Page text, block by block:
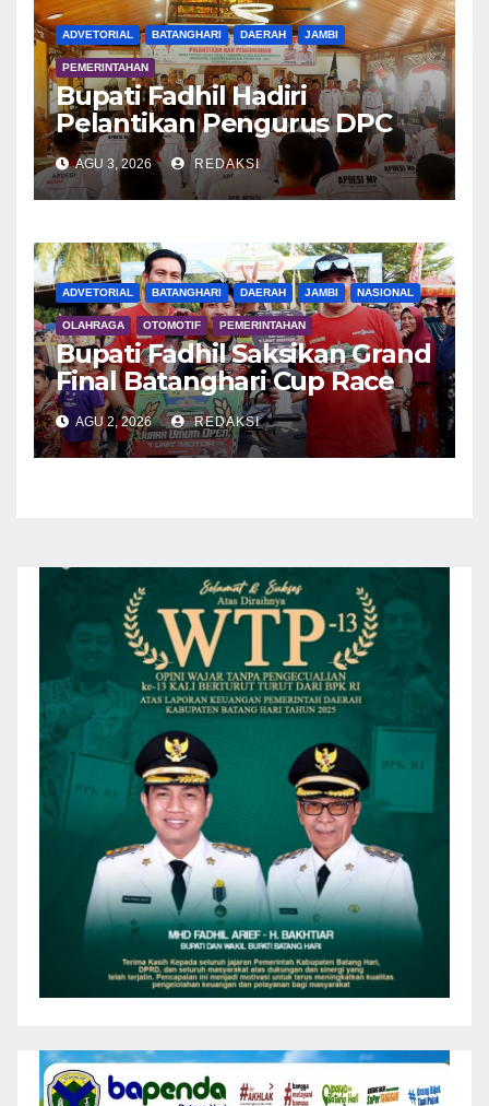
ADVETORIAL BATANGHARI DAERAH JAMBI
PEMERINTAHAN
Bupati Fadhil Hadiri
Pelantikan Pengurus DPC
APDESI MP
AGU 3, 2026 REDAKSI
ADVETORIAL BATANGHARI DAERAH JAMBI NASIONAL
OLAHRAGA OTOMOTIF PEMERINTAHAN
Bupati Fadhil Saksikan Grand
Final Batanghari Cup Race
2026
AGU 2, 2026 REDAKSI